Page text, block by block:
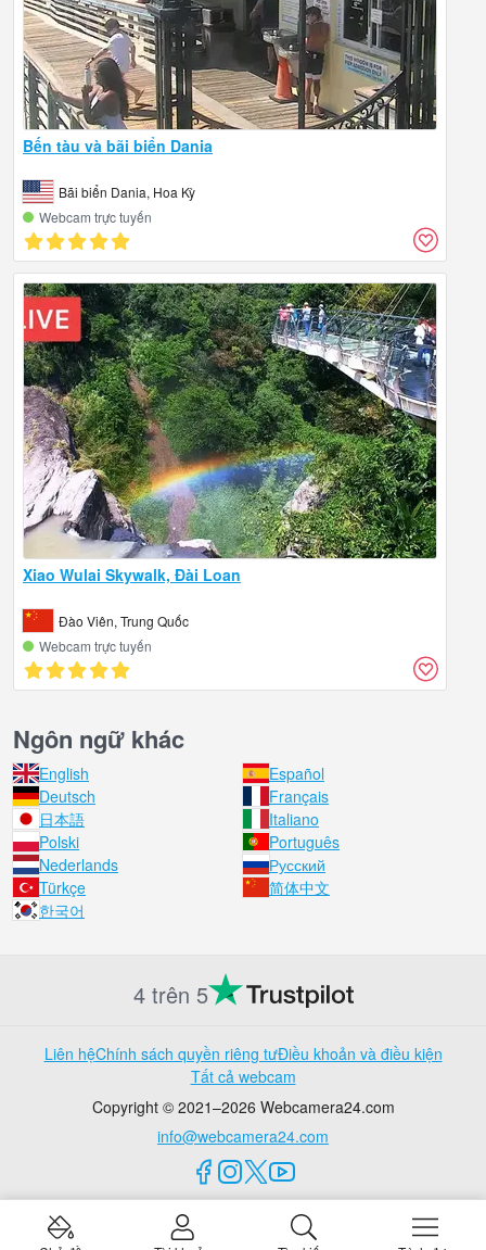
Bến tàu và bãi biển Dania
Bãi biển Dania, Hoa Kỳ
Webcam trực tuyến
Xiao Wulai Skywalk, Đài Loan
Đào Viên, Trung Quốc
Webcam trực tuyến
Ngôn ngữ khác
English
Español
Deutsch
Français
日本語
Italiano
Polski
Português
Nederlands
Русский
Türkçe
简体中文
한국어
4 trên 5
Liên hệChính sách quyền riêng tưĐiều khoản và điều kiện
Tất cả webcam
Copyright © 2021–2026 Webcamera24.com
info@webcamera24.com